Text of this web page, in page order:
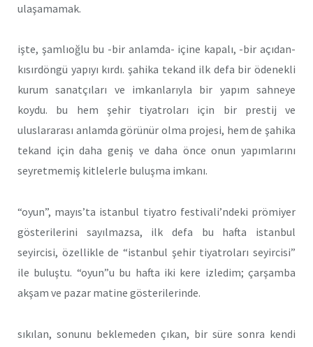
ulaşamamak.
işte, şamlıoğlu bu -bir anlamda- içine kapalı, -bir açıdan-
kısırdöngü yapıyı kırdı. şahika tekand ilk defa bir ödenekli
kurum sanatçıları ve imkanlarıyla bir yapım sahneye
koydu. bu hem şehir tiyatroları için bir prestij ve
uluslararası anlamda görünür olma projesi, hem de şahika
tekand için daha geniş ve daha önce onun yapımlarını
seyretmemiş kitlelerle buluşma imkanı.
“oyun”, mayıs’ta istanbul tiyatro festivali’ndeki prömiyer
gösterilerini sayılmazsa, ilk defa bu hafta istanbul
seyircisi, özellikle de “istanbul şehir tiyatroları seyircisi”
ile buluştu. “oyun”u bu hafta iki kere izledim; çarşamba
akşam ve pazar matine gösterilerinde.
sıkılan, sonunu beklemeden çıkan, bir süre sonra kendi